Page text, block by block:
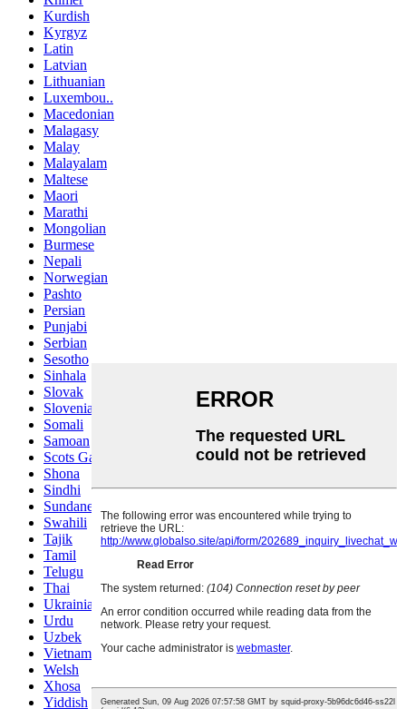
Kurdish
Kyrgyz
Latin
Latvian
Lithuanian
Luxembou..
Macedonian
Malagasy
Malay
Malayalam
Maltese
Maori
Marathi
Mongolian
Burmese
Nepali
Norwegian
Pashto
Persian
Punjabi
Serbian
Sesotho
Sinhala
Slovak
Slovenian
Somali
Samoan
Scots Gaelic
Shona
Sindhi
Sundanese
Swahili
Tajik
Tamil
Telugu
Thai
Ukrainian
Urdu
Uzbek
Vietnamese
Welsh
Xhosa
Yiddish